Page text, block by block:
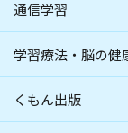
通信学習
学習療法・脳の健
くもん出版